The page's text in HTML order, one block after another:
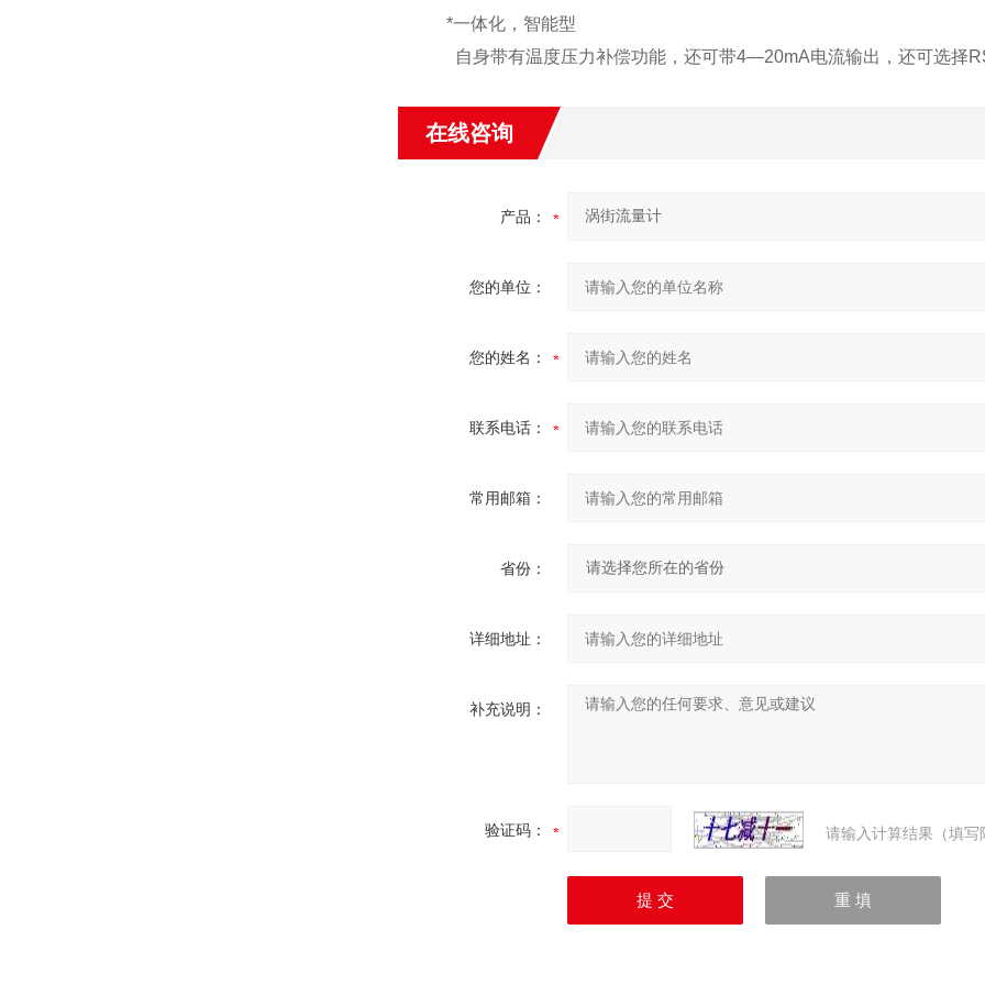
*一体化，智能型
自身带有温度压力补偿功能，还可带4—20mA电流输出，还可选择
在线咨询
产品：
您的单位：
您的姓名：
联系电话：
常用邮箱：
省份：
详细地址：
补充说明：
验证码： 请输入计算结果（填